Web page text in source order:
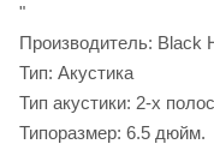
"
Производитель: Black
Тип: Акустика
Тип акустики: 2-х
Типоразмер: 6.5 дюйм.